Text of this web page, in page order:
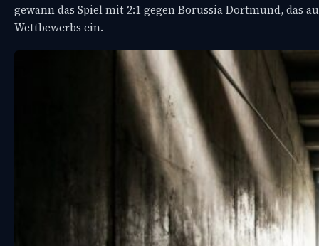
gewann das Spiel mit 2:1 gegen Borussia Dortmund, das
Wettbewerbs ein.